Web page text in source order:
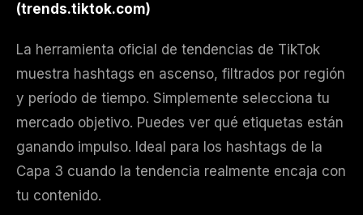
(trends.tiktok.com)
La herramienta oficial de tendencias de TikTok
muestra hashtags en ascenso, filtrados por región
y período de tiempo. Simplemente selecciona tu
mercado objetivo. Puedes ver qué etiquetas están
ganando impulso. Ideal para los hashtags de la
Capa 3 cuando la tendencia realmente encaja con
tu contenido.